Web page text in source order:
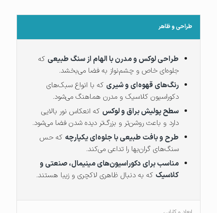
طراحی و ظاهر
طراحی لوکس و مدرن با الهام از سنگ طبیعی که
جلوه‌ای خاص و چشم‌نواز به فضا می‌بخشد.
رنگ‌های قهوه‌ای و شیری که با انواع سبک‌های
دکوراسیون کلاسیک و مدرن هماهنگ می‌شود.
سطح پولیش براق و لوکس که انعکاس نور بالایی
دارد و باعث روشن‌تر و بزرگ‌تر دیده شدن فضا می‌شود.
طرح و بافت طبیعی با جلوه‌ای یکپارچه که حس
سنگ‌های گران‌بها را تداعی می‌کند.
مناسب برای دکوراسیون‌های مینیمال، صنعتی و
کلاسیک که به دنبال ظاهری لاکچری و زیبا هستند.